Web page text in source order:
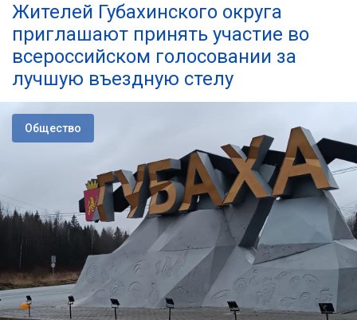
Жителей Губахинского округа
приглашают принять участие во
всероссийском голосовании за
лучшую въездную стелу
Общество